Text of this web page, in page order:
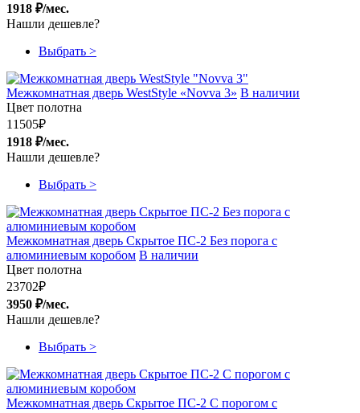
1918 ₽/мес.
Нашли дешевле?
Выбрать >
Межкомнатная дверь WestStyle «Novva 3» В наличии
Цвет полотна
11505₽
1918 ₽/мес.
Нашли дешевле?
Выбрать >
Межкомнатная дверь Скрытое ПС-2 Без порога с
алюминиевым коробом В наличии
Цвет полотна
23702₽
3950 ₽/мес.
Нашли дешевле?
Выбрать >
Межкомнатная дверь Скрытое ПС-2 С порогом с